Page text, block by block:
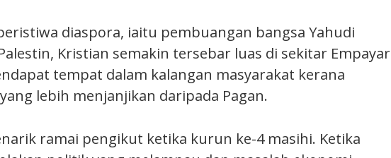
diaspora, iaitu pembuangan bangsa Yahudi
Kristian semakin tersebar luas di sekitar Empayar
tempat dalam kalangan masyarakat kerana
lebih menjanjikan daripada Pagan.
ramai pengikut ketika kurun ke-4 masihi. Ketika